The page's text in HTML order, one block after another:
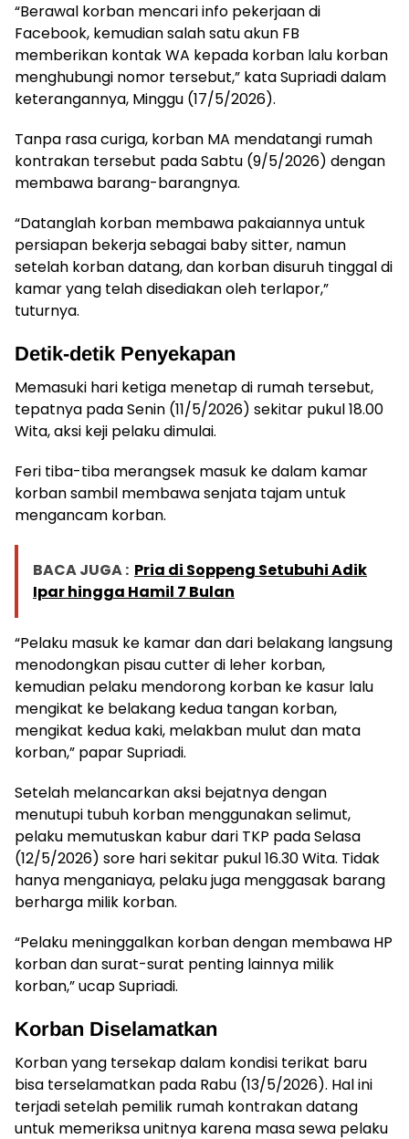
“Berawal korban mencari info pekerjaan di
Facebook, kemudian salah satu akun FB
memberikan kontak WA kepada korban lalu korban
menghubungi nomor tersebut,” kata Supriadi dalam
keterangannya, Minggu (17/5/2026).
Tanpa rasa curiga, korban MA mendatangi rumah
kontrakan tersebut pada Sabtu (9/5/2026) dengan
membawa barang-barangnya.
“Datanglah korban membawa pakaiannya untuk
persiapan bekerja sebagai baby sitter, namun
setelah korban datang, dan korban disuruh tinggal di
kamar yang telah disediakan oleh terlapor,”
tuturnya.
Detik-detik Penyekapan
Memasuki hari ketiga menetap di rumah tersebut,
tepatnya pada Senin (11/5/2026) sekitar pukul 18.00
Wita, aksi keji pelaku dimulai.
Feri tiba-tiba merangsek masuk ke dalam kamar
korban sambil membawa senjata tajam untuk
mengancam korban.
BACA JUGA : Pria di Soppeng Setubuhi Adik
Ipar hingga Hamil 7 Bulan
“Pelaku masuk ke kamar dan dari belakang langsung
menodongkan pisau cutter di leher korban,
kemudian pelaku mendorong korban ke kasur lalu
mengikat ke belakang kedua tangan korban,
mengikat kedua kaki, melakban mulut dan mata
korban,” papar Supriadi.
Setelah melancarkan aksi bejatnya dengan
menutupi tubuh korban menggunakan selimut,
pelaku memutuskan kabur dari TKP pada Selasa
(12/5/2026) sore hari sekitar pukul 16.30 Wita. Tidak
hanya menganiaya, pelaku juga menggasak barang
berharga milik korban.
“Pelaku meninggalkan korban dengan membawa HP
korban dan surat-surat penting lainnya milik
korban,” ucap Supriadi.
Korban Diselamatkan
Korban yang tersekap dalam kondisi terikat baru
bisa terselamatkan pada Rabu (13/5/2026). Hal ini
terjadi setelah pemilik rumah kontrakan datang
untuk memeriksa unitnya karena masa sewa pelaku